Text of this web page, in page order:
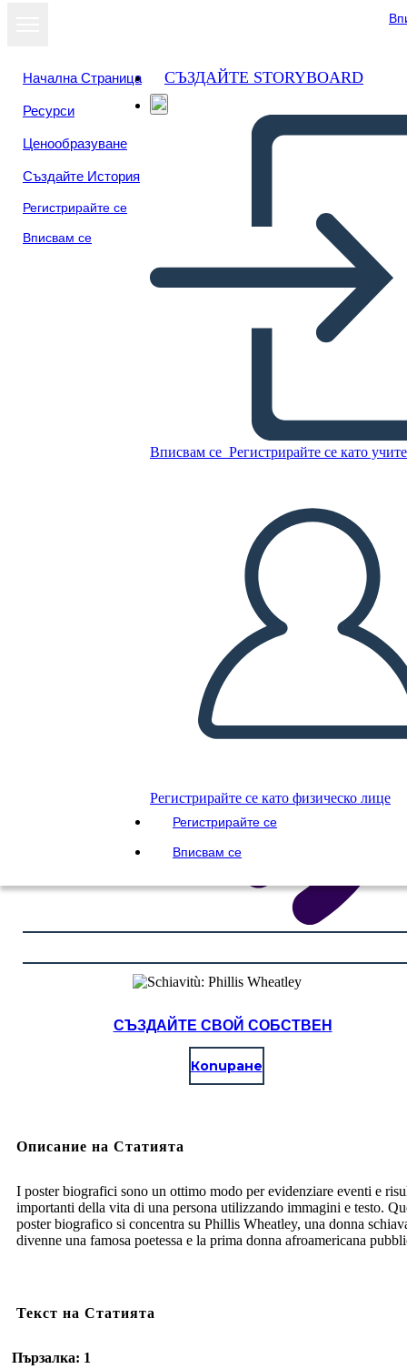
Начална Страница
Ресурси
Ценообразуване
Създайте История
Регистрирайте се
Вписвам се
СЪЗДАЙТЕ STORYBOARD
Вписвам се Регистрирайте се като
Регистрирайте се като физическо лице
Регистрирайте се
Вписвам се
Копирайте този Storyboard
ПУСКАНЕ НА СЛАЙДШОУ
ЧЕТИ МИ
СЪЗДАЙТЕ СВОЙ СОБСТВЕН
Копиране
Описание на Статията
I poster biografici sono un ottimo modo per evidenziare eventi e
importanti della vita di una persona utilizzando immagini e testo.
poster biografico si concentra su Phillis Wheatley, una donna
divenne una famosa poetessa e la prima donna afroamericana
Текст на Статията
Пързалка: 1